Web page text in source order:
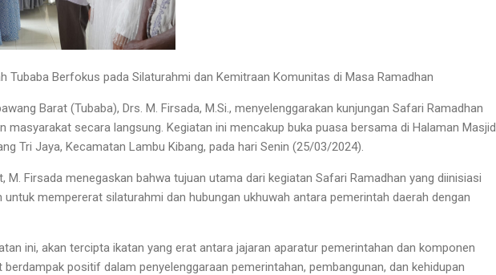
Tubaba Berfokus pada Silaturahmi dan Kemitraan Komunitas di Masa Ramadhan
Barat (Tubaba), Drs. M. Firsada, M.Si., menyelenggarakan kunjungan Safari Ramadhan
masyarakat secara langsung. Kegiatan ini mencakup buka puasa bersama di Halaman Masjid
Tri Jaya, Kecamatan Lambu Kibang, pada hari Senin (25/03/2024).
M. Firsada menegaskan bahwa tujuan utama dari kegiatan Safari Ramadhan yang diinisiasi
untuk mempererat silaturahmi dan hubungan ukhuwah antara pemerintah daerah dengan
ini, akan tercipta ikatan yang erat antara jajaran aparatur pemerintahan dan komponen
positif dalam penyelenggaraan pemerintahan, pembangunan, dan kehidupan